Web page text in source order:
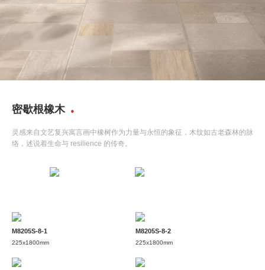
密歇根橡木
灵感来自文艺复兴寓言画中橡树作为力量与永恒的象征，木纹如古老森林的脉
络，述说着生命与 resilience 的传奇。
M8205S-8-1
225x1800mm
M8205S-8-2
225x1800mm